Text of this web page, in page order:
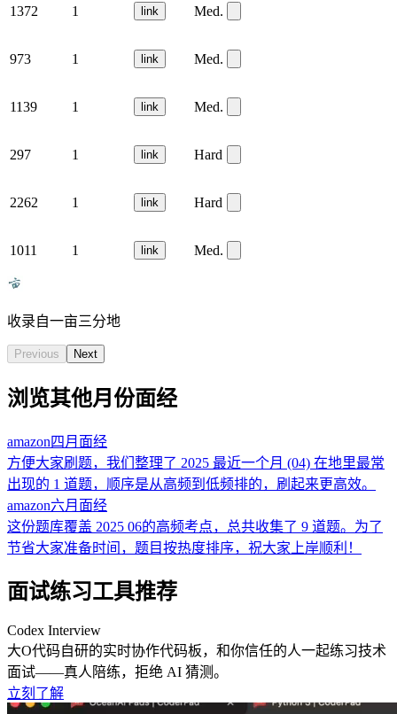
1372 1 link Med.
973 1 link Med.
1139 1 link Med.
297 1 link Hard
2262 1 link Hard
1011 1 link Med.
收录自一亩三分地
Previous Next
浏览其他月份面经
amazon四月 面经
方便大家刷题，我们整理了 2025 最近一个月 (04) 在地里最常
出现的 1 道题，顺序是从高频到低频排的，刷起来更高效。
amazon六月 面经
这份题库覆盖 2025 06的高频考点，总共收集了 9 道题。为了
节省大家准备时间，题目按热度排序，祝大家上岸顺利！
面试练习工具推荐
Codex Interview
大O代码自研的实时协作代码板，和你信任的人一起练习技术
面试——真人陪练，拒绝 AI 猜测。
立刻了解